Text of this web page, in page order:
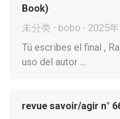
Book)
未分类
bobo
2025
Tú escribes el final ,
uso del autor …
revue savoir/agir n°